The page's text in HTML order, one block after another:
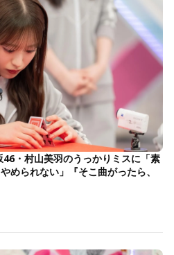
・村山美羽のうっかりミスに「素
められない」『そこ曲がったら、